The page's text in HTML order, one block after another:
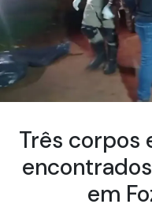
Três corpos
em